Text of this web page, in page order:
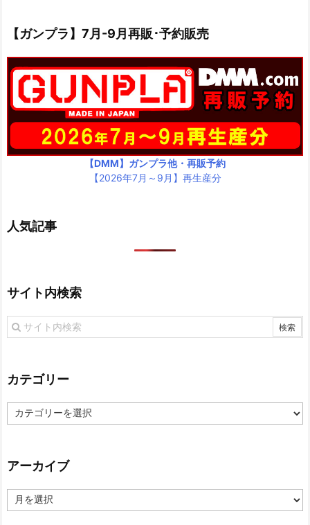
【ガンプラ】7月-9月再販･予約販売
【DMM】ガンプラ他・再販予約
【2026年7月～9月】再生産分
人気記事
サイト内検索
カテゴリー
カ
テ
ー
アーカイブ
ー